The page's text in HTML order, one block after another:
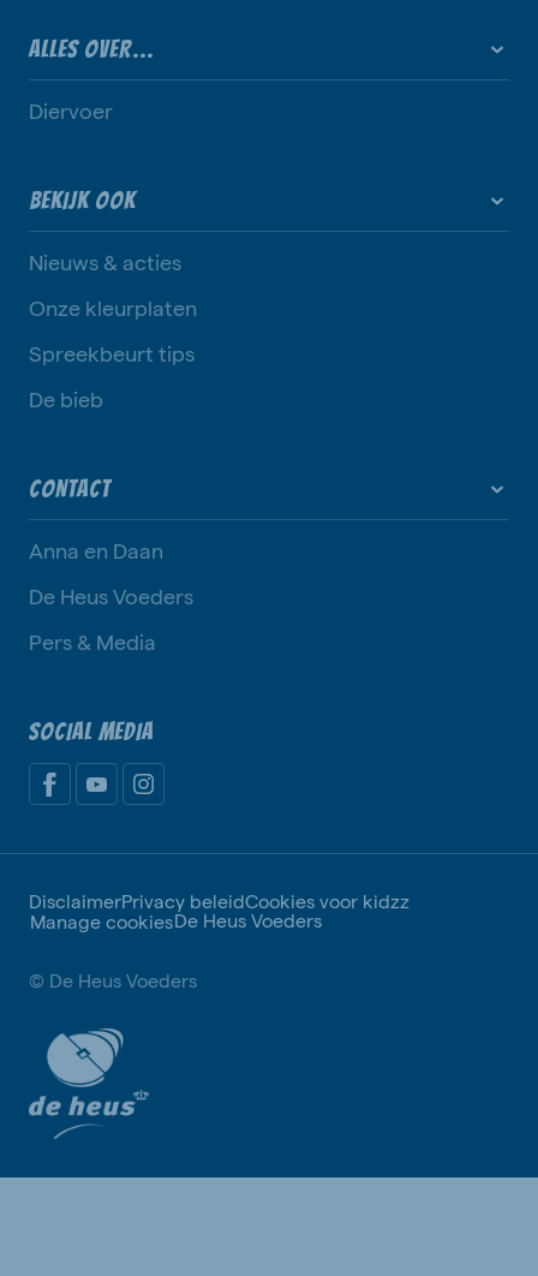
ALLES OVER...
Diervoer
BEKIJK OOK
Nieuws & acties
Onze kleurplaten
Spreekbeurt tips
De bieb
CONTACT
Anna en Daan
De Heus Voeders
Pers & Media
SOCIAL MEDIA
DisclaimerPrivacy beleidCookies voor kidzz
Manage cookiesDe Heus Voeders
© De Heus Voeders